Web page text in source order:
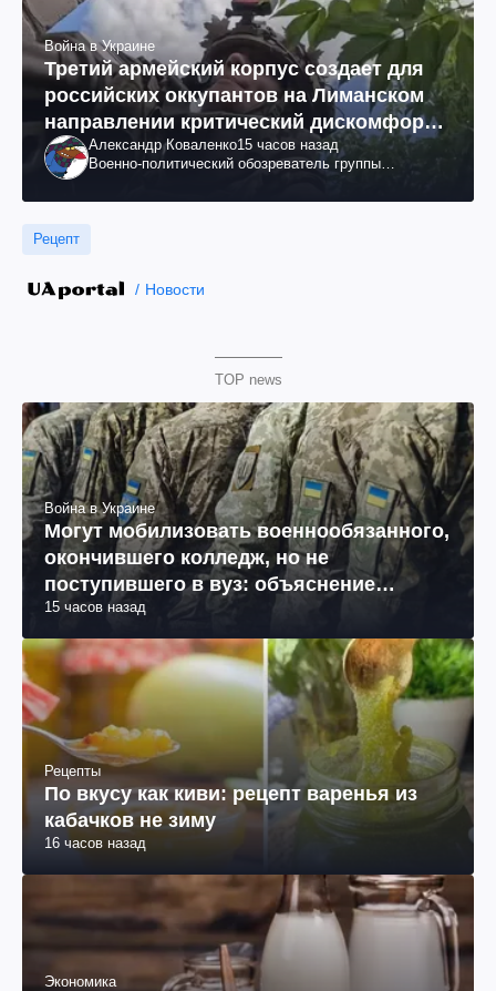
Война в Украине
Третий армейский корпус создает для
российских оккупантов на Лиманском
направлении критический дискомфорт:
как это удалось
Александр Коваленко15 часов назад
Военно-политический обозреватель группы
Рецепт
Новости
TOP news
Война в Украине
Могут мобилизовать военнообязанного,
окончившего колледж, но не
поступившего в вуз: объяснение
юриста
15 часов назад
Рецепты
По вкусу как киви: рецепт варенья из
кабачков не зиму
16 часов назад
Экономика